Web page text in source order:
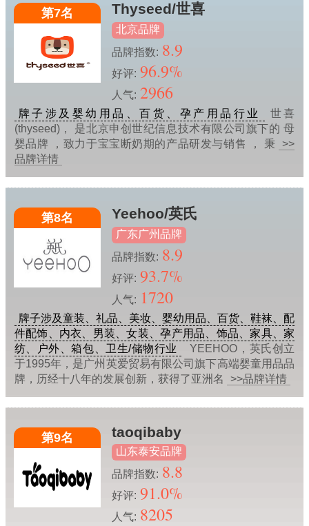
第7名 Thyseed/世喜
北京品牌
品牌指数: 8.9
好评: 96.9%
人气: 2966
牌子涉及婴幼用品、百货、孕产用品行业
世喜
(thyseed)， 是北京申创世纪信息技术有限公司旗下的 母
婴品牌 ，致力于宝宝断奶期的产品研发与销售 ， 秉
>>
品牌详情
第8名 Yeehoo/英氏
广东广州品牌
品牌指数: 8.9
好评: 93.7%
人气: 1720
牌子涉及童装、礼品、美妆、婴幼用品、百货、鞋袜、配
件配饰、内衣、男装、女装、孕产用品、饰品、家具、家
纺、户外、箱包、卫生/储物行业
YEEHOO，英氏创立
于1995年，是广州英爱贸易有限公司旗下高端婴童用品品
牌，历经十八年的发展创新，获得了亚洲名
>>品牌详情
第9名 taoqibaby
山东泰安品牌
品牌指数: 8.8
好评: 91.0%
人气: 8205